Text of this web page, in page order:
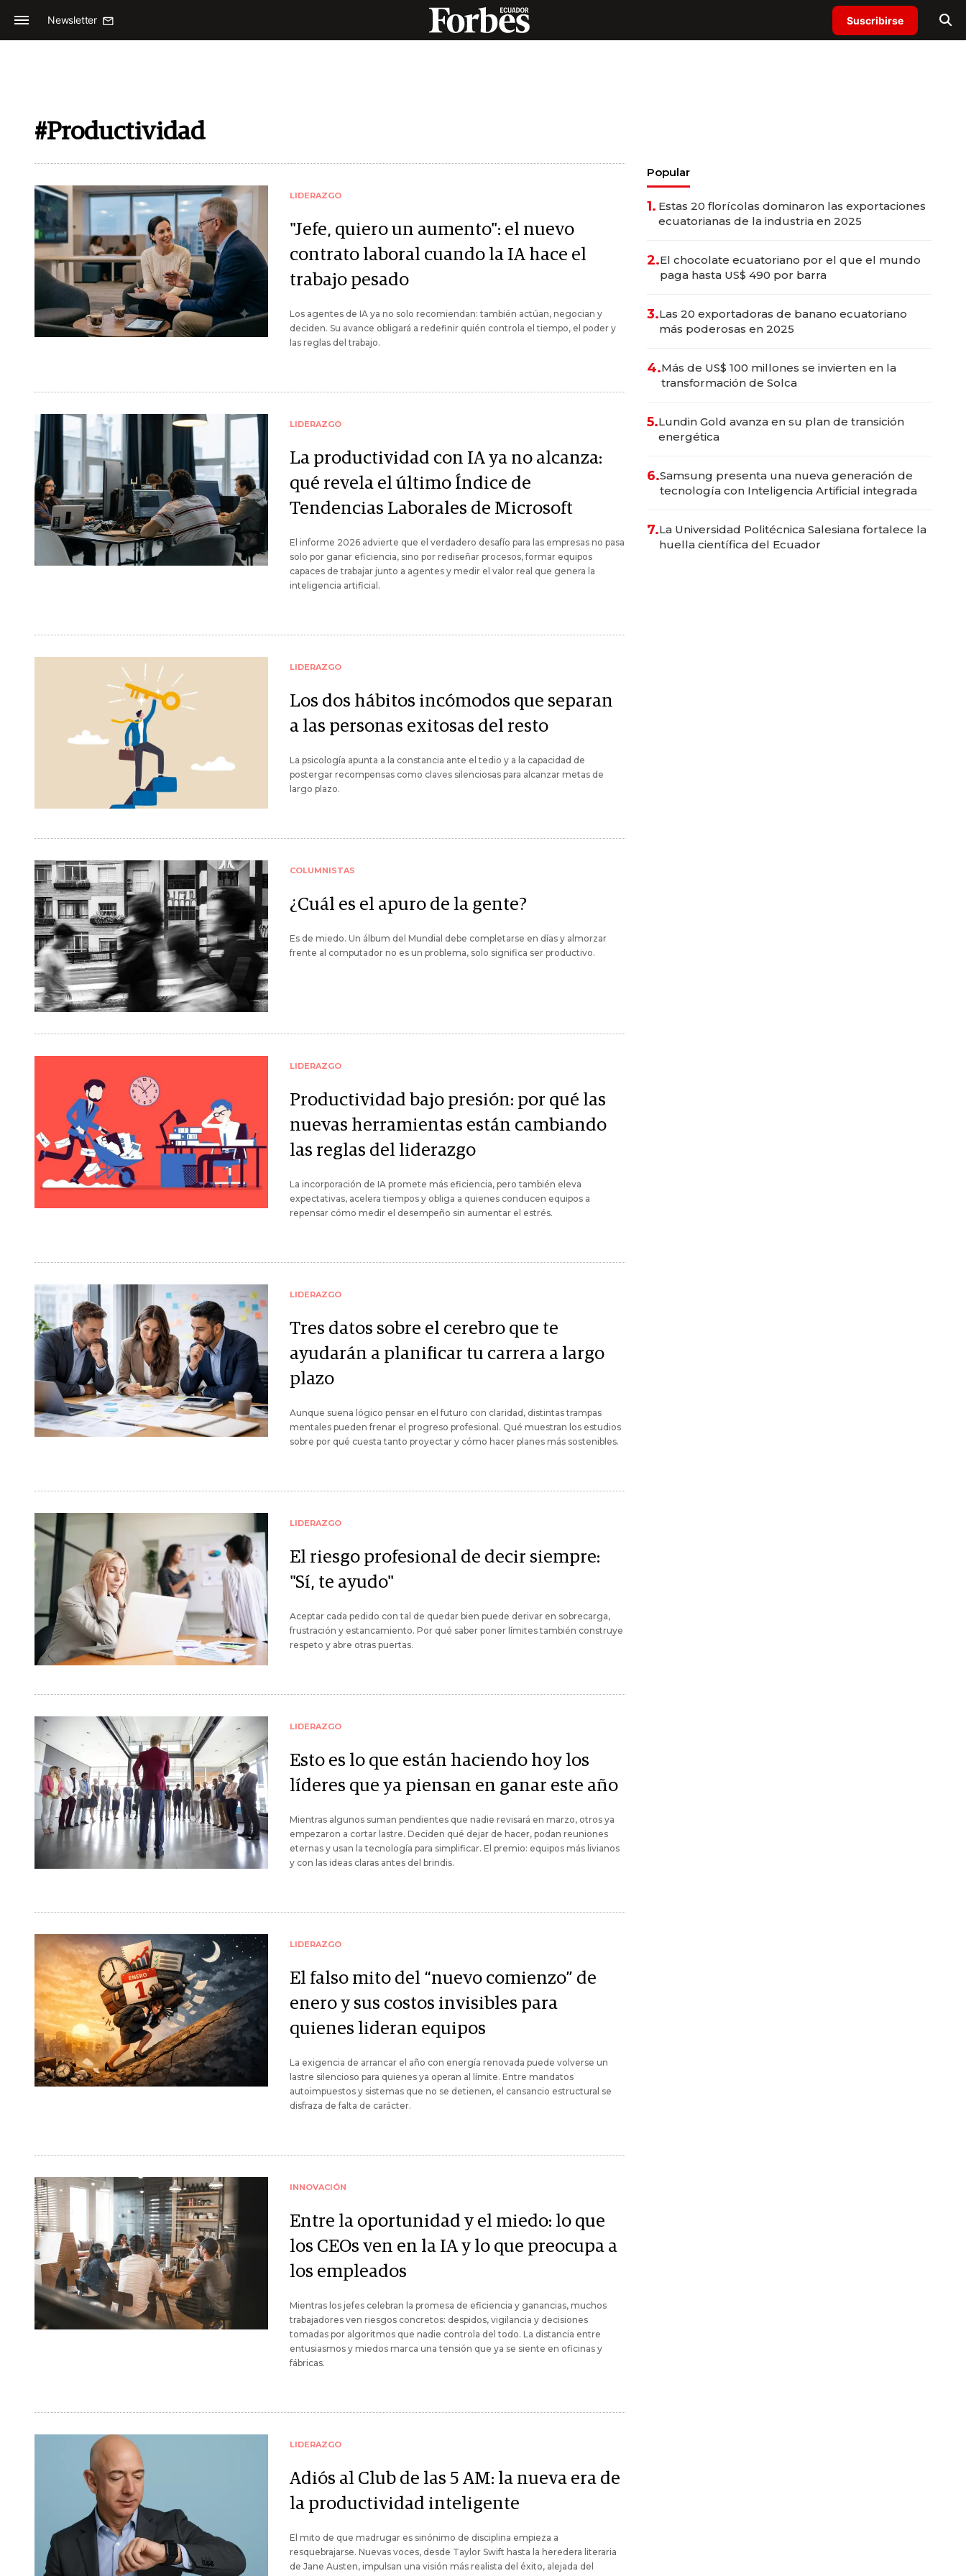
Newsletter Suscribirse
#Productividad
LIDERAZGO
"Jefe, quiero un aumento": el nuevo
contrato laboral cuando la IA hace el
trabajo pesado
Los agentes de IA ya no solo recomiendan: también actúan, negocian y
deciden. Su avance obligará a redefinir quién controla el tiempo, el poder y
las reglas del trabajo.
LIDERAZGO
La productividad con IA ya no alcanza:
qué revela el último Índice de
Tendencias Laborales de Microsoft
El informe 2026 advierte que el verdadero desafío para las empresas no pasa
solo por ganar eficiencia, sino por rediseñar procesos, formar equipos
capaces de trabajar junto a agentes y medir el valor real que genera la
inteligencia artificial.
LIDERAZGO
Los dos hábitos incómodos que separan
a las personas exitosas del resto
La psicología apunta a la constancia ante el tedio y a la capacidad de
postergar recompensas como claves silenciosas para alcanzar metas de
largo plazo.
COLUMNISTAS
¿Cuál es el apuro de la gente?
Es de miedo. Un álbum del Mundial debe completarse en días y almorzar
frente al computador no es un problema, solo significa ser productivo.
LIDERAZGO
Productividad bajo presión: por qué las
nuevas herramientas están cambiando
las reglas del liderazgo
La incorporación de IA promete más eficiencia, pero también eleva
expectativas, acelera tiempos y obliga a quienes conducen equipos a
repensar cómo medir el desempeño sin aumentar el estrés.
LIDERAZGO
Tres datos sobre el cerebro que te
ayudarán a planificar tu carrera a largo
plazo
Aunque suena lógico pensar en el futuro con claridad, distintas trampas
mentales pueden frenar el progreso profesional. Qué muestran los estudios
sobre por qué cuesta tanto proyectar y cómo hacer planes más sostenibles.
LIDERAZGO
El riesgo profesional de decir siempre:
"Sí, te ayudo"
Aceptar cada pedido con tal de quedar bien puede derivar en sobrecarga,
frustración y estancamiento. Por qué saber poner límites también construye
respeto y abre otras puertas.
LIDERAZGO
Esto es lo que están haciendo hoy los
líderes que ya piensan en ganar este año
Mientras algunos suman pendientes que nadie revisará en marzo, otros ya
empezaron a cortar lastre. Deciden qué dejar de hacer, podan reuniones
eternas y usan la tecnología para simplificar. El premio: equipos más livianos
y con las ideas claras antes del brindis.
LIDERAZGO
El falso mito del “nuevo comienzo” de
enero y sus costos invisibles para
quienes lideran equipos
La exigencia de arrancar el año con energía renovada puede volverse un
lastre silencioso para quienes ya operan al límite. Entre mandatos
autoimpuestos y sistemas que no se detienen, el cansancio estructural se
disfraza de falta de carácter.
INNOVACIÓN
Entre la oportunidad y el miedo: lo que
los CEOs ven en la IA y lo que preocupa a
los empleados
Mientras los jefes celebran la promesa de eficiencia y ganancias, muchos
trabajadores ven riesgos concretos: despidos, vigilancia y decisiones
tomadas por algoritmos que nadie controla del todo. La distancia entre
entusiasmos y miedos marca una tensión que ya se siente en oficinas y
fábricas.
LIDERAZGO
Adiós al Club de las 5 AM: la nueva era de
la productividad inteligente
El mito de que madrugar es sinónimo de disciplina empieza a
resquebrajarse. Nuevas voces, desde Taylor Swift hasta la heredera literaria
de Jane Austen, impulsan una visión más realista del éxito, alejada del
Popular
1. Estas 20 florícolas dominaron las exportaciones
ecuatorianas de la industria en 2025
2.El chocolate ecuatoriano por el que el mundo
paga hasta US$ 490 por barra
3.Las 20 exportadoras de banano ecuatoriano
más poderosas en 2025
4.Más de US$ 100 millones se invierten en la
transformación de Solca
5.Lundin Gold avanza en su plan de transición
energética
6.Samsung presenta una nueva generación de
tecnología con Inteligencia Artificial integrada
7.La Universidad Politécnica Salesiana fortalece la
huella científica del Ecuador